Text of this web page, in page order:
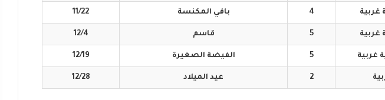
غربية 4 بافي المكنسة 11/22
غربية 5 قاسم 12/4
غربية 5 الفيضة الصغيرة 12/19
2 عيد الميلاد 12/28